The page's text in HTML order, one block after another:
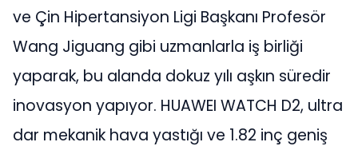
ve Çin Hipertansiyon Ligi Başkanı Profesör
Wang Jiguang gibi uzmanlarla iş birliği
yaparak, bu alanda dokuz yılı aşkın süredir
inovasyon yapıyor. HUAWEI WATCH D2, ultra
dar mekanik hava yastığı ve 1.82 inç geniş